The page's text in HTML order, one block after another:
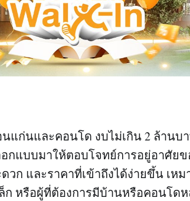
แก่นและคอนโด งบไม่เกิน 2 ล้านบ
กแบบมาให้ตอบโจทย์การอยู่อาศัย
วก และราคาที่เข้าถึงได้ง่ายขึ้น เห
หรือผู้ที่ต้องการมีบ้านหรือคอนโดห